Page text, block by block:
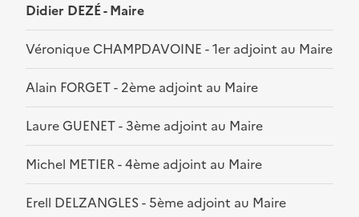
Didier DEZÉ - Maire
Véronique CHAMPDAVOINE - 1er adjoint au Maire
Alain FORGET - 2ème adjoint au Maire
Laure GUENET - 3ème adjoint au Maire
Michel METIER - 4ème adjoint au Maire
Erell DELZANGLES - 5ème adjoint au Maire